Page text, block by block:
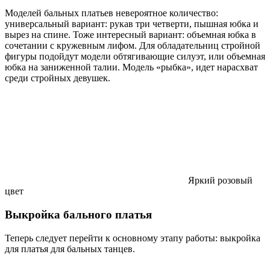
Моделей бальных платьев невероятное количество:
универсальный вариант: рукав три четверти, пышная юбка и
вырез на спине. Тоже интересный вариант: объемная юбка в
сочетании с кружевным лифом. Для обладательниц стройной
фигуры подойдут модели обтягивающие силуэт, или объемная
юбка на заниженной талии. Модель «рыбка», идет нарасхват
среди стройных девушек.
Яркий розовый
цвет
Выкройка бального платья
Теперь следует перейти к основному этапу работы: выкройка
для платья для бальных танцев.